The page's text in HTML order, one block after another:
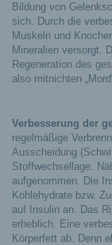
Bildung von
sich. Durch die
Muskeln und
Mineralien versorgt.
Regeneration des
also mitnichten
Verbesserung der
regelmäßige
Ausscheidung
Stoffwechsellage.
aufgenommen. Die
Kohlehydrate bzw.
auf Insulin an. Das
erheblich. Eine
Körperfett ab. Denn